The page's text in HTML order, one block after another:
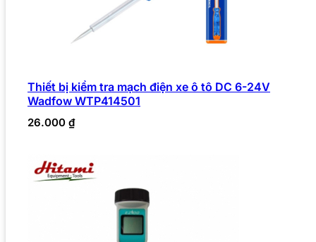
Thiết bị kiểm tra mạch điện xe ô tô DC 6-24V
Wadfow WTP414501
26.000 ₫